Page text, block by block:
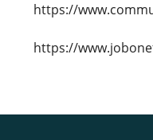
https://
https://